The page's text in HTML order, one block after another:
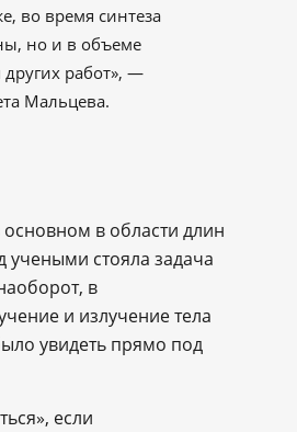
во время синтеза
но и в объеме
работ», —
Мальцева.
в области длин
стояла задача
в
и излучение тела
увидеть прямо под
если